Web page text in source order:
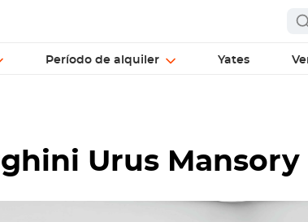
Período de alquiler Yates
Urus Mansory